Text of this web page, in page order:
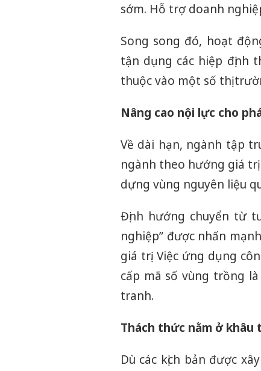
sớm. Hỗ trợ doanh
Song song đó, hoạt
tận dụng các hiệp định
thuộc vào một số thị
Nâng cao nội lực cho
Về dài hạn, ngành tập
ngành theo hướng giá
dựng vùng nguyên liệu
Định hướng chuyển từ
nghiệp” được nhấn
giá trị. Việc ứng dụng
cấp mã số vùng trồng
tranh.
Thách thức nằm ở
Dù các kịch bản được